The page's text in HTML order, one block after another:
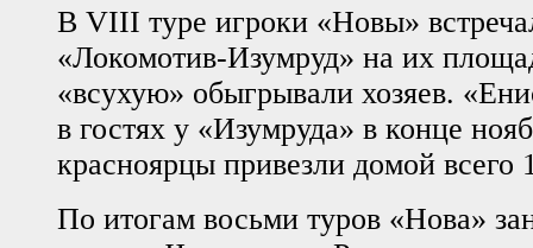
В VIII туре игроки «Новы»
«Локомотив-Изумруд» на их
«всухую» обыгрывали хозяев.
в гостях у «Изумруда» в конце
красноярцы привезли домой всего
По итогам восьми туров «Нова»